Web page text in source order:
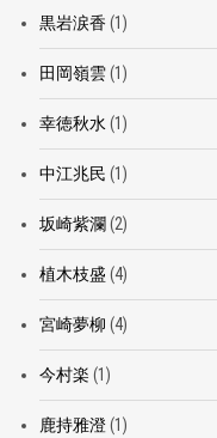
黒岩涙香(1)
田岡嶺雲(1)
幸徳秋水 (1)
中江兆民 (1)
坂崎紫瀾 (2)
植木枝盛 (4)
宮崎夢柳 (4)
今村楽 (1)
鹿持雅澄(1)